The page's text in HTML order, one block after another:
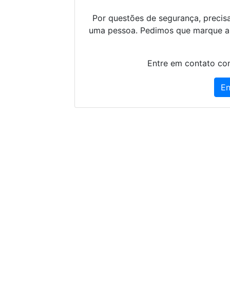
Por questões de segurança,
uma pessoa. Pedimos que marque
Entre em contato